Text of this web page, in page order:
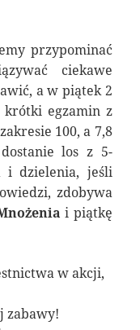
przypominać
ciekawe
a w piątek 2
krótki egzamin z
100, a 7,8
los z 5-
i dzielenia, jeśli
zdobywa
i piątkę
w akcji,
zabawy!